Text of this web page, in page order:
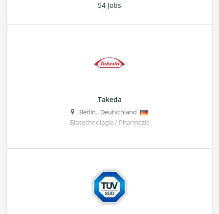
54 Jobs
Takeda
Berlin , Deutschland
Biotechnologie / Pharmazie